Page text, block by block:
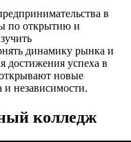
в
по открытию и
динамику рынка и
достижения успеха в
новые
и независимости.
колледж